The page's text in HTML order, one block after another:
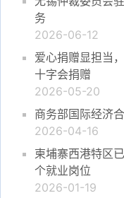
务
2026-06-12
爱心捐赠显担当
十字会捐赠
2026-05-20
商务部国际经济
2026-04-16
柬埔寨西港特区
个就业岗位
2026-01-19